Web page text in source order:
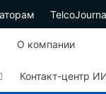
О компании
Контакт-центр